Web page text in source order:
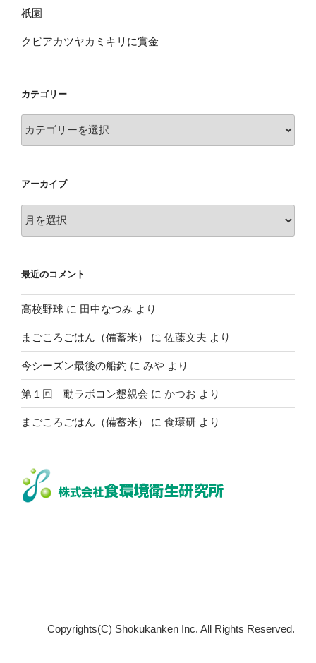
祇園
クビアカツヤカミキリに賞金
カテゴリー
テ
ー
アーカイブ
ー
ブ
最近のコメント
高校野球 に 田中なつみ より
まごころごはん（備蓄米） に 佐藤文夫 より
今シーズン最後の船釣 に みや より
第１回 動ラボコン懇親会 に かつお より
まごころごはん（備蓄米） に 食環研 より
Copyrights(C) Shokukanken Inc. All Rights Reserved.